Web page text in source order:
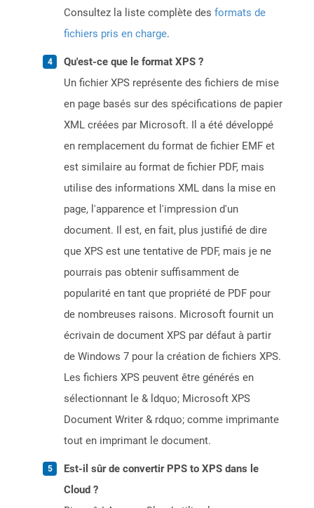
Consultez la liste complète des formats de
fichiers pris en charge.
Qu'est-ce que le format XPS ?
Un fichier XPS représente des fichiers de mise
en page basés sur des spécifications de papier
XML créées par Microsoft. Il a été développé
en remplacement du format de fichier EMF et
est similaire au format de fichier PDF, mais
utilise des informations XML dans la mise en
page, l'apparence et l'impression d'un
document. Il est, en fait, plus justifié de dire
que XPS est une tentative de PDF, mais je ne
pourrais pas obtenir suffisamment de
popularité en tant que propriété de PDF pour
de nombreuses raisons. Microsoft fournit un
écrivain de document XPS par défaut à partir
de Windows 7 pour la création de fichiers XPS.
Les fichiers XPS peuvent être générés en
sélectionnant le & ldquo; Microsoft XPS
Document Writer & rdquo; comme imprimante
tout en imprimant le document.
Est-il sûr de convertir PPS to XPS dans le
Cloud ?